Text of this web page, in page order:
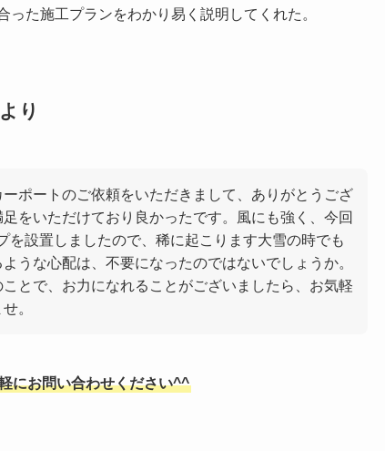
った施工プランをわかり易く説明してくれた。
り
ポートのご依頼をいただきまして、ありがとうござ
をいただけており良かったです。風にも強く、今回
を設置しましたので、稀に起こります大雪の時でも
うな心配は、不要になったのではないでしょうか。
とで、お力になれることがございましたら、お気軽
。
にお問い合わせください^^